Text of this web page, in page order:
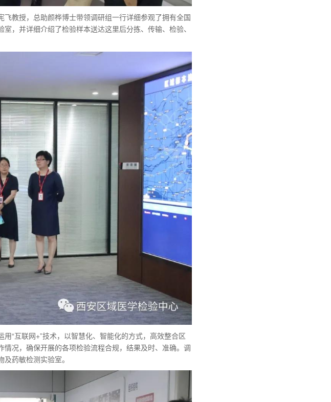
教授，总助颜桦博士带领调研组一行详细参观了拥有全国
，并详细介绍了检验样本送达这里后分拣、传输、检验、
“互联网+”技术，以智慧化、智能化的方式，高效整合区
况，确保开展的各项检验流程合规，结果及时、准确。调
药敏检测实验室。